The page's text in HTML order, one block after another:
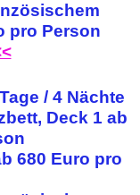
pro Person
/ 4 Nächte
Deck 1 ab
680 Euro pro